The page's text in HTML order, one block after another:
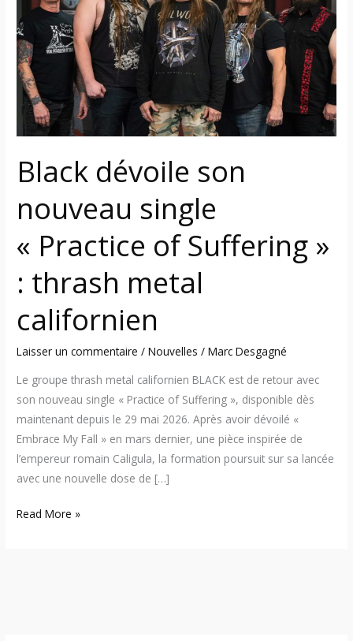
Black dévoile son
nouveau single
« Practice of Suffering »
: thrash metal
californien
Laisser un commentaire /Nouvelles /Marc Desgagné
Le groupe thrash metal californien BLACK est de retour avec
son nouveau single « Practice of Suffering », disponible dès
maintenant depuis le 29 mai 2026. Après avoir dévoilé «
Embrace My Fall » en mars dernier, une pièce inspirée de
l’empereur romain Caligula, la formation poursuit sur sa lancée
avec une nouvelle dose de […]
nouveau
single
« Practice
of
Suffering »
thrash
californien
Read More »